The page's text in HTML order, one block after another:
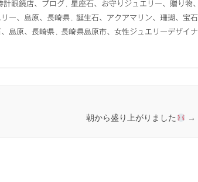
計眼鏡店、ブログ
星座石、お守りジュエリー、贈り物、
ー、島原、長崎県
誕生石、アクアマリン、珊瑚、宝石
島原、長崎県
長崎県島原市、女性ジュエリーデザイナ
朝から盛り上がりました →